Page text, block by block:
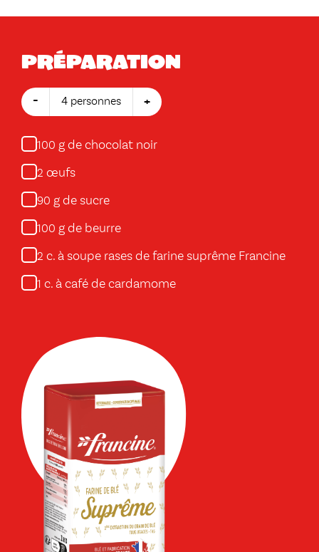
Préparation
- 4 personnes +
100 g de chocolat noir
2 œufs
90 g de sucre
100 g de beurre
2 c. à soupe rases de farine suprême Francine
1 c. à café de cardamome